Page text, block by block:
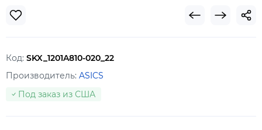
Код: SKX_1201A810-020_22
Производитель: ASICS
Под заказ из США